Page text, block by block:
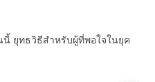
ยุทธวิธีสำหรับผู้ที่พอใจในยุค